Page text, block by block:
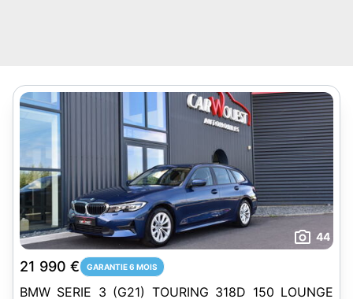
44
21 990 € GARANTIE 6 MOIS
BMW SERIE 3 (G21) TOURING 318D 150 LOUNGE